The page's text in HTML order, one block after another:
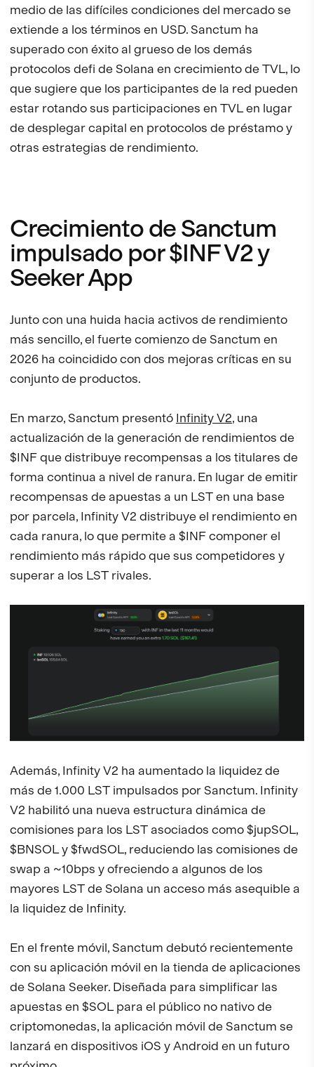
medio de las difíciles condiciones del mercado se
extiende a los términos en USD. Sanctum ha
superado con éxito al grueso de los demás
protocolos defi de Solana en crecimiento de TVL, lo
que sugiere que los participantes de la red pueden
estar rotando sus participaciones en TVL en lugar
de desplegar capital en protocolos de préstamo y
otras estrategias de rendimiento.
Crecimiento de Sanctum
impulsado por $INF V2 y
Seeker App
Junto con una huida hacia activos de rendimiento
más sencillo, el fuerte comienzo de Sanctum en
2026 ha coincidido con dos mejoras críticas en su
conjunto de productos.
En marzo, Sanctum presentó Infinity V2, una
actualización de la generación de rendimientos de
$INF que distribuye recompensas a los titulares de
forma continua a nivel de ranura. En lugar de emitir
recompensas de apuestas a un LST en una base
por parcela, Infinity V2 distribuye el rendimiento en
cada ranura, lo que permite a $INF componer el
rendimiento más rápido que sus competidores y
superar a los LST rivales.
Además, Infinity V2 ha aumentado la liquidez de
más de 1.000 LST impulsados por Sanctum. Infinity
V2 habilitó una nueva estructura dinámica de
comisiones para los LST asociados como $jupSOL,
$BNSOL y $fwdSOL, reduciendo las comisiones de
swap a ~10bps y ofreciendo a algunos de los
mayores LST de Solana un acceso más asequible a
la liquidez de Infinity.
En el frente móvil, Sanctum debutó recientemente
con su aplicación móvil en la tienda de aplicaciones
de Solana Seeker. Diseñada para simplificar las
apuestas en $SOL para el público no nativo de
criptomonedas, la aplicación móvil de Sanctum se
lanzará en dispositivos iOS y Android en un futuro